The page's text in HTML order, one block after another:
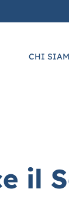
CHI
il